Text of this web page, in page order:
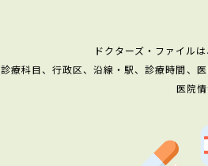
ドクターズ・ファイル
診療科目、行政区、沿線・駅、診療時間、
医院